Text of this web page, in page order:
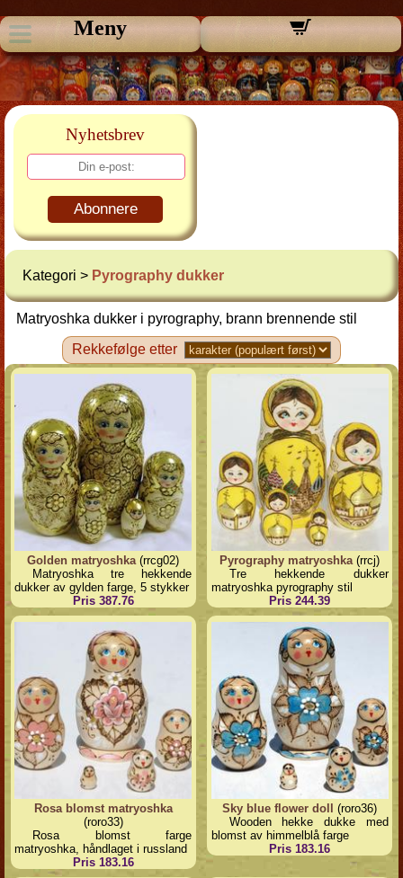
Meny
Nyhetsbrev
Abonnere
Kategori > Pyrography dukker
Matryoshka dukker i pyrography, brann brennende stil
Rekkefølge etter
Golden matryoshka(rrcg02)
Matryoshka tre hekkende
dukker av gylden farge, 5 stykker
Pris 387.76
Pyrography matryoshka(rrcj)
Tre hekkende dukker
matryoshka pyrography stil
Pris 244.39
Rosa blomst matryoshka
(roro33)
Rosa blomst farge
matryoshka, håndlaget i russland
Pris 183.16
Sky blue flower doll
(roro36)
Wooden hekke dukke med
blomst av himmelblå farge
Pris 183.16